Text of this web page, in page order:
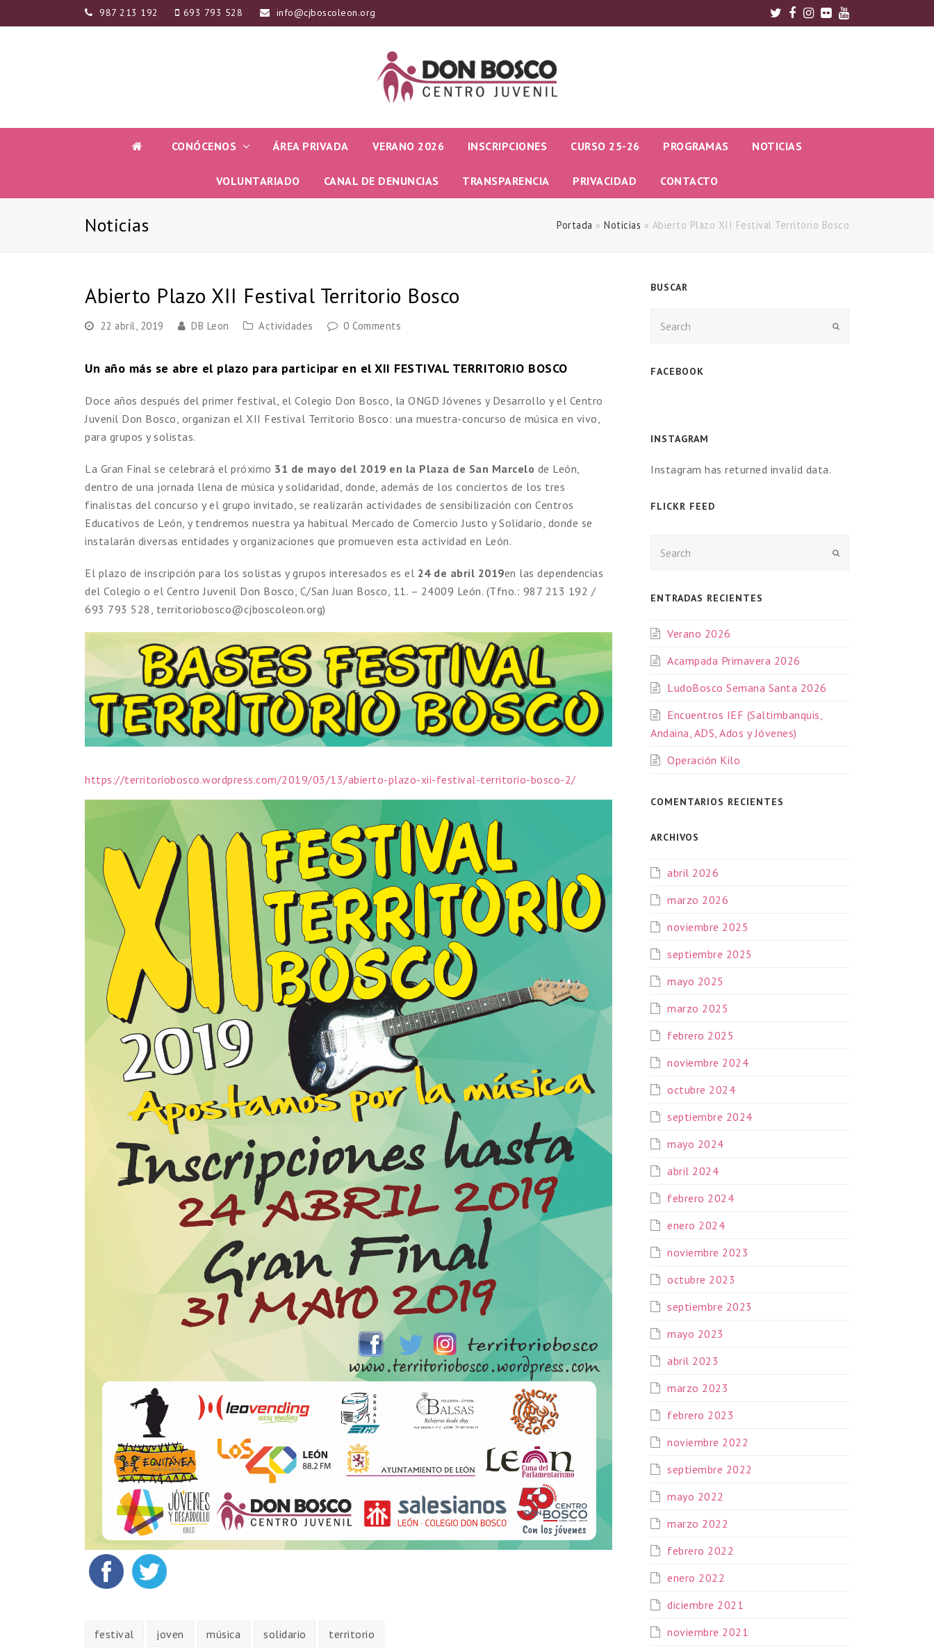
987 213 192 693 793 528 info@cjboscoleon.org Twitter
Facebook
Instagram
FlickrYoutube
CONÓCENOS ÁREA PRIVADA VERANO 2026 INSCRIPCIONES CURSO 25-26 PROGRAMAS NOTICIAS
VOLUNTARIADO CANAL DE DENUNCIAS TRANSPARENCIA PRIVACIDAD CONTACTO
Noticias Portada » Noticias » Abierto Plazo XII Festival Territorio Bosco
Abierto Plazo XII Festival Territorio Bosco
22 abril, 2019 DB Leon Actividades 0 Comments
Un año más se abre el plazo para participar en el XII FESTIVAL TERRITORIO BOSCO
Doce años después del primer festival, el Colegio Don Bosco, la ONGD Jóvenes y Desarrollo y el Centro
Juvenil Don Bosco, organizan el XII Festival Territorio Bosco: una muestra-concurso de música en vivo,
para grupos y solistas.
La Gran Final se celebrará el próximo 31 de mayo del 2019 en la Plaza de San Marcelo de León,
dentro de una jornada llena de música y solidaridad, donde, además de los conciertos de los tres
finalistas del concurso y el grupo invitado, se realizarán actividades de sensibilización con Centros
Educativos de León, y tendremos nuestra ya habitual Mercado de Comercio Justo y Solidario, donde se
instalarán diversas entidades y organizaciones que promueven esta actividad en León.
El plazo de inscripción para los solistas y grupos interesados es el 24 de abril 2019en las dependencias
del Colegio o el Centro Juvenil Don Bosco, C/San Juan Bosco, 11. – 24009 León. (Tfno.: 987 213 192 /
693 793 528, territoriobosco@cjboscoleon.org)
https://territoriobosco.wordpress.com/2019/03/13/abierto-plazo-xii-festival-territorio-bosco-2/
festival joven música solidario territorio
BUSCAR
FACEBOOK
INSTAGRAM
Instagram has returned invalid data.
FLICKR FEED
ENTRADAS RECIENTES
Verano 2026
Acampada Primavera 2026
LudoBosco Semana Santa 2026
Encuentros IEF (Saltimbanquis,
Andaina, ADS, Ados y Jóvenes)
Operación Kilo
COMENTARIOS RECIENTES
ARCHIVOS
abril 2026
marzo 2026
noviembre 2025
septiembre 2025
mayo 2025
marzo 2025
febrero 2025
noviembre 2024
octubre 2024
septiembre 2024
mayo 2024
abril 2024
febrero 2024
enero 2024
noviembre 2023
octubre 2023
septiembre 2023
mayo 2023
abril 2023
marzo 2023
febrero 2023
noviembre 2022
septiembre 2022
mayo 2022
marzo 2022
febrero 2022
enero 2022
diciembre 2021
noviembre 2021